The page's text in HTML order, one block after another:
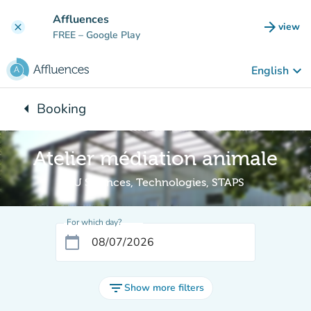
clear Affluences
FREE – Google Play arrow_forward view
(new
English keyboard_arrow_down
arrow_leftBack to:
Booking
Atelier médiation animale
BU Sciences, Technologies, STAPS
For which day?
calendar_today
filter_listShow more filters